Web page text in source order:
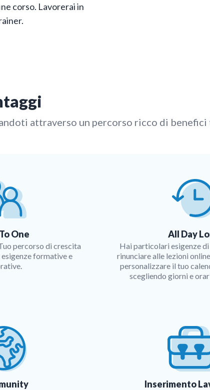
corso. Lavorerai in
attraverso un percorso ricco di
One
percorso di crescita
formative e
All Day
Hai particolari esigenze
rinunciare alle lezioni
personalizzare il tuo
scegliendo giorni e
Inserimento